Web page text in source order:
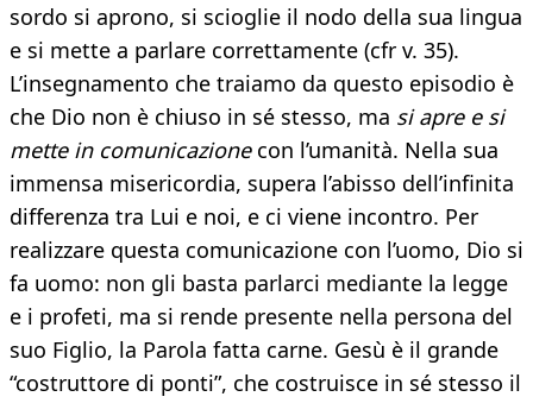
sordo si aprono, si scioglie il nodo della sua lingua
e si mette a parlare correttamente (cfr v. 35).
L’insegnamento che traiamo da questo episodio è
che Dio non è chiuso in sé stesso, ma si apre e si
mette in comunicazionecon l’umanità. Nella sua
immensa misericordia, supera l’abisso dell’infinita
differenza tra Lui e noi, e ci viene incontro. Per
realizzare questa comunicazione con l’uomo, Dio si
fa uomo: non gli basta parlarci mediante la legge
e i profeti, ma si rende presente nella persona del
suo Figlio, la Parola fatta carne. Gesù è il grande
“costruttore di ponti”, che costruisce in sé stesso il